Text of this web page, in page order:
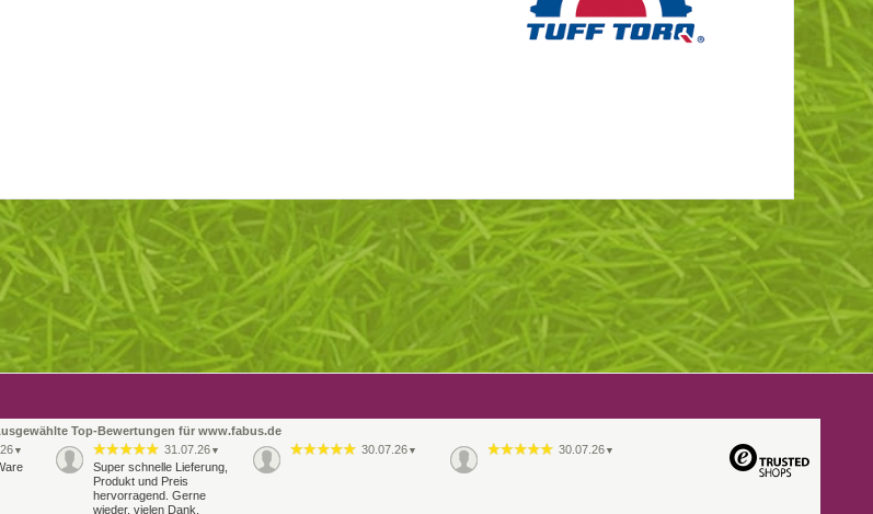
Top-Bewertungen für www.fabus.de
▼ 31.07.26 ▼
Super schnelle Lieferung,
Produkt und Preis
hervorragend. Gerne
wieder, vielen Dank.
30.07.26 ▼ 30.07.26 ▼